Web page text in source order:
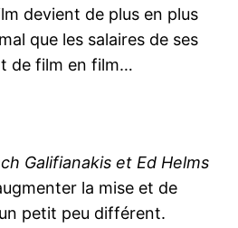
devient de plus en plus
que les salaires de ses
de film en film…
Galifianakis et Ed Helms
la mise et de
petit peu différent.